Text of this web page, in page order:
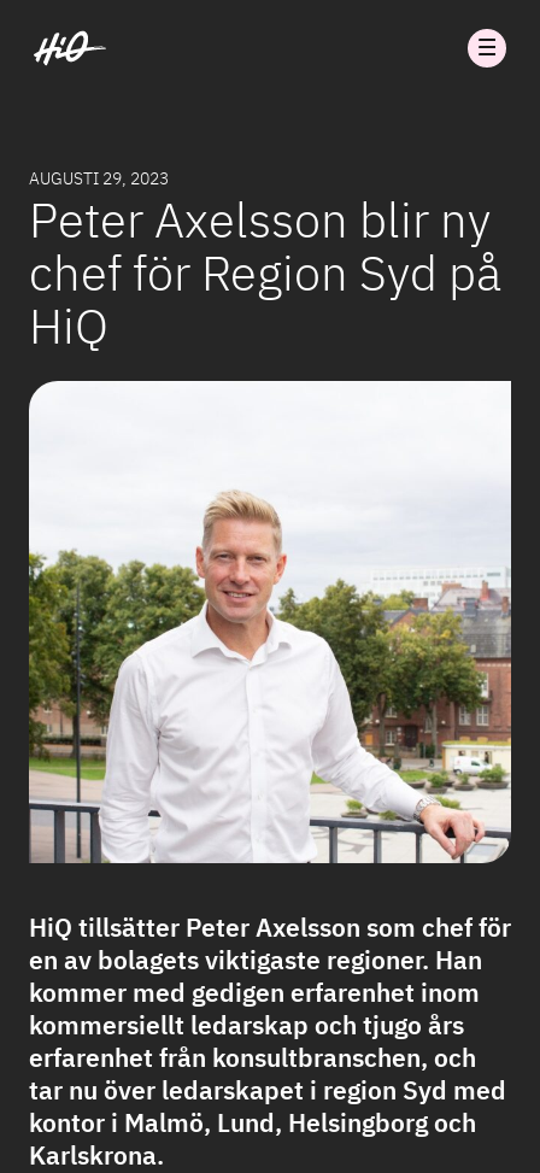
AUGUSTI 29, 2023
Peter Axelsson blir ny
chef för Region Syd på
HiQ
HiQ tillsätter Peter Axelsson som chef för
en av bolagets viktigaste regioner. Han
kommer med gedigen erfarenhet inom
kommersiellt ledarskap och tjugo års
erfarenhet från konsultbranschen, och
tar nu över ledarskapet i region Syd med
kontor i Malmö, Lund, Helsingborg och
Karlskrona.